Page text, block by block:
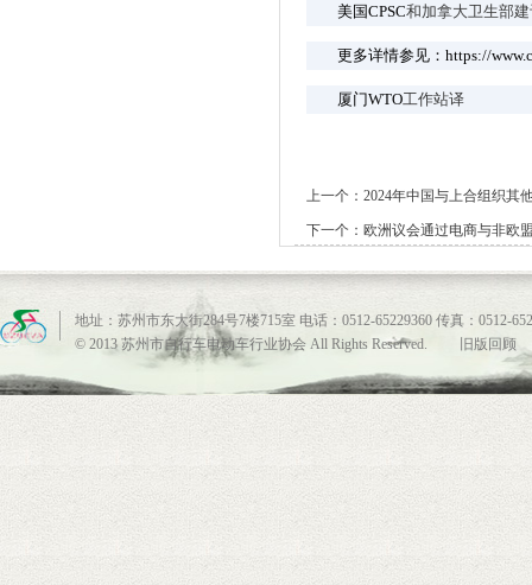
美国CPSC和加拿大卫生部
更多详情参见：https://
厦门WTO工作站译
上一个： 2024年中国与上合组织其
下一个： 欧洲议会通过电商与非欧
地址：苏州市东大街284号7楼715室 电话：0512-65229360 传真：0512-
© 2013 苏州市自行车电动车行业协会 All Rights Reserved.
旧版回顾